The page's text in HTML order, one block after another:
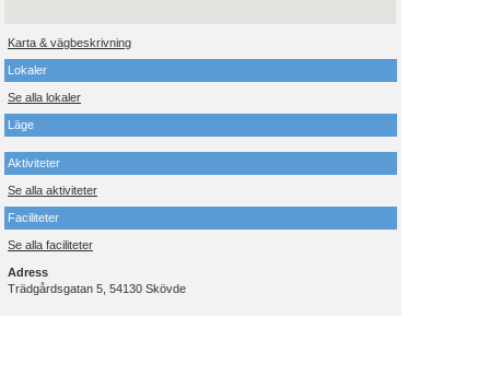
Karta & vägbeskrivning
Lokaler
Se alla lokaler
Läge
Aktiviteter
Se alla aktiviteter
Faciliteter
Se alla faciliteter
Adress
Trädgårdsgatan 5, 54130 Skövde